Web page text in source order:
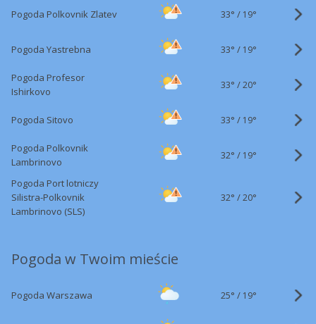
Pogoda Polkovnik Zlatev 33° / 19°
Pogoda Yastrebna 33° / 19°
Pogoda Profesor
Ishirkovo
33° /20°
Pogoda Sitovo 33° / 19°
Pogoda Polkovnik
Lambrinovo
32° / 19°
Pogoda Port lotniczy
Silistra-Polkovnik
Lambrinovo (SLS)
32° /20°
Pogoda w Twoim mieście
Pogoda Warszawa 25° / 19°